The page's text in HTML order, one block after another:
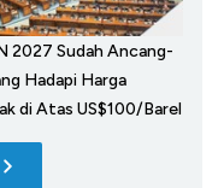
2027 Sudah Ancang-
Hadapi Harga
di Atas US$100/Barel